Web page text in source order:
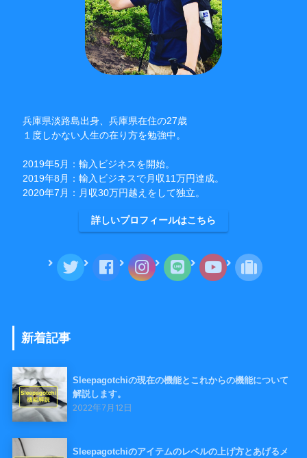
兵庫県淡路島出身、兵庫県在住の27歳
１度しかない人生の在り方を勉強中。
2019年5月：輸入ビジネスを開始。
2019年8月：輸入ビジネスで月収11万円達成。
2020年7月：月収30万円越えをして独立。
詳しいプロフィールはこちら
新着記事
Sleepagotchiの現在の機能とこれからの機能について
解説します。
2022年7月12日
Sleepagotchiのアイテムのレベルの上げ方とあげるメ